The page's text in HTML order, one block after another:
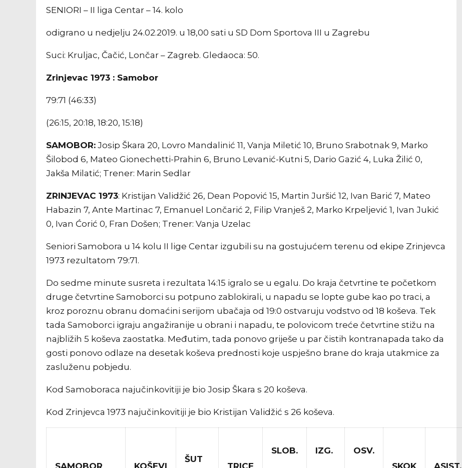
SENIORI – II liga Centar – 14. kolo
odigrano u nedjelju 24.02.2019. u 18,00 sati u SD Dom Sportova III u Zagrebu
Suci: Kruljac, Čačić, Lončar – Zagreb. Gledaoca: 50.
Zrinjevac 1973 : Samobor
79:71 (46:33)
(26:15, 20:18, 18:20, 15:18)
SAMOBOR: Josip Škara 20, Lovro Mandalinić 11, Vanja Miletić 10, Bruno Srabotnak 9, Marko
Šilobod 6, Mateo Gionechetti-Prahin 6, Bruno Levanić-Kutni 5, Dario Gazić 4, Luka Žilić 0,
Jakša Milatić; Trener: Marin Sedlar
ZRINJEVAC 1973: Kristijan Validžić 26, Dean Popović 15, Martin Juršić 12, Ivan Barić 7, Mateo
Habazin 7, Ante Martinac 7, Emanuel Lončarić 2, Filip Vranješ 2, Marko Krpeljević 1, Ivan Jukić
0, Ivan Ćorić 0, Fran Došen; Trener: Vanja Uzelac
Seniori Samobora u 14 kolu II lige Centar izgubili su na gostujućem terenu od ekipe Zrinjevca
1973 rezultatom 79:71.
Do sedme minute susreta i rezultata 14:15 igralo se u egalu. Do kraja četvrtine te početkom
druge četvrtine Samoborci su potpuno zablokirali, u napadu se lopte gube kao po traci, a
kroz poroznu obranu domaćini serijom ubačaja od 19:0 ostvaruju vodstvo od 18 koševa. Tek
tada Samoborci igraju angažiranije u obrani i napadu, te polovicom treće četvrtine stižu na
najbližih 5 koševa zaostatka. Međutim, tada ponovo griješe u par čistih kontranapada tako da
gosti ponovo odlaze na desetak koševa prednosti koje uspješno brane do kraja utakmice za
zasluženu pobjedu.
Kod Samoboraca najučinkovitiji je bio Josip Škara s 20 koševa.
Kod Zrinjevca 1973 najučinkovitiji je bio Kristijan Validžić s 26 koševa.
SAMOBOR KOŠEVI
ŠUT
TRICE
SLOB. IZG. OSV.
SKOK ASIST.